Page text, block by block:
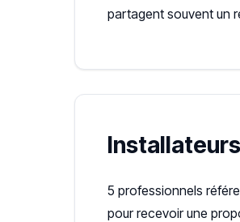
partagent souvent un
5 professionnels
pour recevoir une